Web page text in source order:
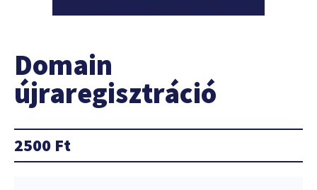
Domain
újraregisztráció
2500 Ft